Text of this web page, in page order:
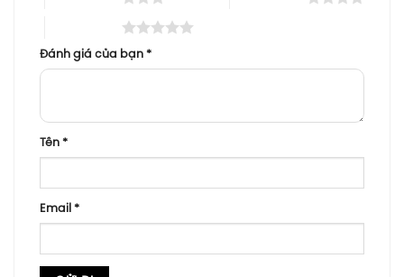
Đánh giá của bạn *
Tên *
Email *